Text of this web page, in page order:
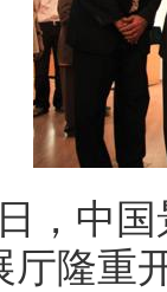
中国
厅隆重